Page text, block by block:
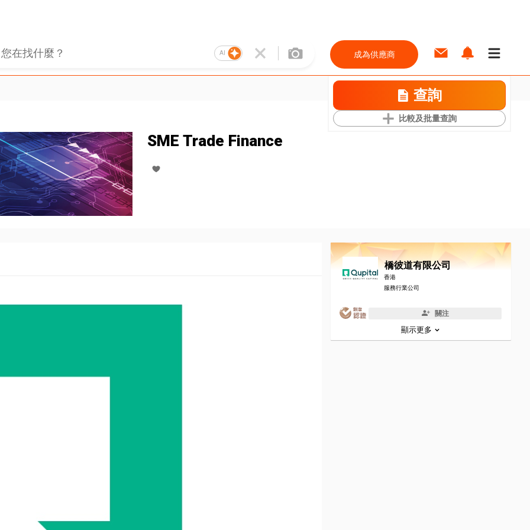
AI 成為供應商
查詢
比較及批量查詢
SME Trade Finance
橋彼道有限公司
香港
服務行業公司
關注
顯示更多